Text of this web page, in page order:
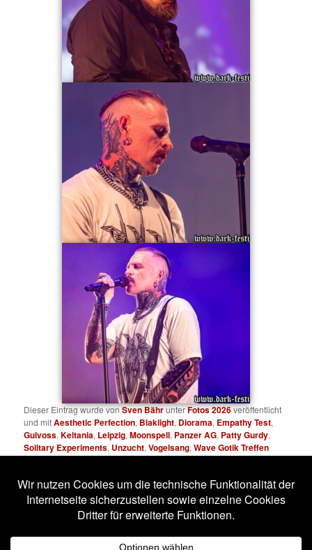
Dieser Eintrag wurde vonSven BährunterFotos 2026veröffentlicht
und mitAesthetic Perfection, Blaklight, Diorama, Empathy Test,
Gulvoss,Keltania, Leipzig,Moonspell, Panzer AG, Patty Gurdy,
Solitary Experiments, Unzucht,Vogelsang,Wave Gotik Treffen
verschlagwortet. Setze ein Lesezeichen für denPermalink.
Impressum